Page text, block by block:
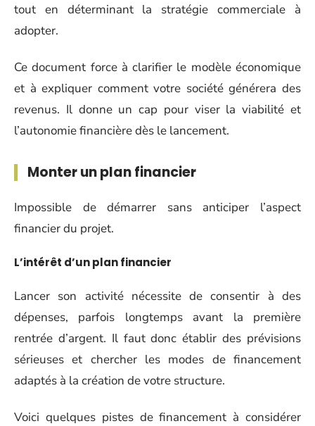
tout en déterminant la stratégie commerciale à
adopter.
Ce document force à clarifier le modèle économique
et à expliquer comment votre société générera des
revenus. Il donne un cap pour viser la viabilité et
l’autonomie financière dès le lancement.
Monter un plan financier
Impossible de démarrer sans anticiper l’aspect
financier du projet.
L’intérêt d’un plan financier
Lancer son activité nécessite de consentir à des
dépenses, parfois longtemps avant la première
rentrée d’argent. Il faut donc établir des prévisions
sérieuses et chercher les modes de financement
adaptés à la création de votre structure.
Voici quelques pistes de financement à considérer